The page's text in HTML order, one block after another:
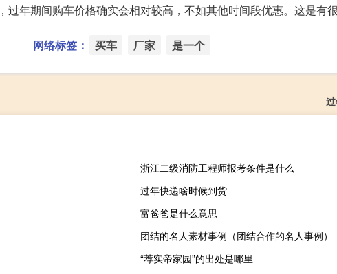
年期间购车价格确实会相对较高，不如其他时间段优惠。这是有很
网络标签： 买车 厂家 是一个
浙江二级消防工程师报考条件是什么
过年快递啥时候到货
富爸爸是什么意思
团结的名人素材事例（团结合作的名人事例）
“荐实帝家园”的出处是哪里